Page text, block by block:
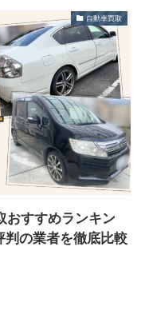
自動車買取
おすすめランキン
判の業者を徹底比較